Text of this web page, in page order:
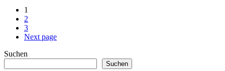
1
2
3
Next page
Suchen
Suchen